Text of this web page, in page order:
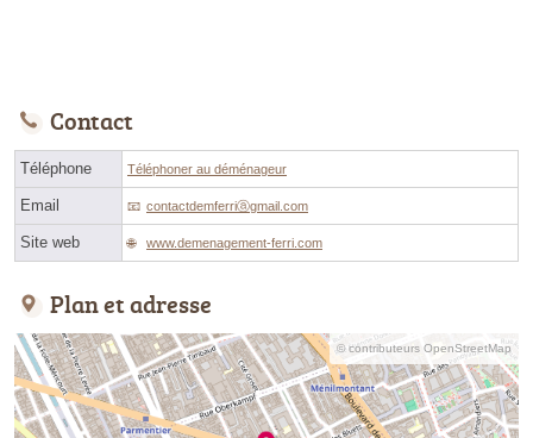
Contact
Téléphone Téléphoner au déménageur
Email contactdemferriⓐgmail.com
Site web www.demenagement-ferri.com
Plan et adresse
© contributeurs OpenStreetMap